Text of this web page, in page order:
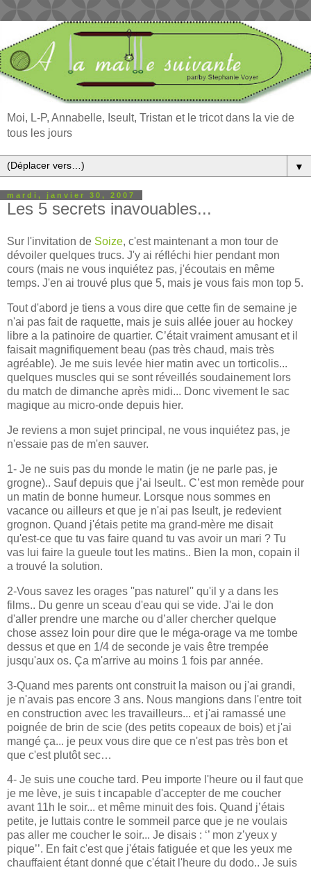
Moi, L-P, Annabelle, Iseult, Tristan et le tricot dans la vie de
tous les jours
▼
mardi, janvier 30, 2007
Les 5 secrets inavouables...
Sur l'invitation de Soize, c'est maintenant a mon tour de
dévoiler quelques trucs. J'y ai réfléchi hier pendant mon
cours (mais ne vous inquiétez pas, j'écoutais en même
temps. J'en ai trouvé plus que 5, mais je vous fais mon top 5.
Tout d'abord je tiens a vous dire que cette fin de semaine je
n'ai pas fait de raquette, mais je suis allée jouer au hockey
libre a la patinoire de quartier. C’était vraiment amusant et il
faisait magnifiquement beau (pas très chaud, mais très
agréable). Je me suis levée hier matin avec un torticolis...
quelques muscles qui se sont réveillés soudainement lors
du match de dimanche après midi... Donc vivement le sac
magique au micro-onde depuis hier.
Je reviens a mon sujet principal, ne vous inquiétez pas, je
n'essaie pas de m'en sauver.
1- Je ne suis pas du monde le matin (je ne parle pas, je
grogne).. Sauf depuis que j’ai Iseult.. C’est mon remède pour
un matin de bonne humeur. Lorsque nous sommes en
vacance ou ailleurs et que je n'ai pas Iseult, je redevient
grognon. Quand j'étais petite ma grand-mère me disait
qu'est-ce que tu vas faire quand tu vas avoir un mari ? Tu
vas lui faire la gueule tout les matins.. Bien la mon, copain il
a trouvé la solution.
2-Vous savez les orages ''pas naturel'' qu'il y a dans les
films.. Du genre un sceau d'eau qui se vide. J'ai le don
d'aller prendre une marche ou d’aller chercher quelque
chose assez loin pour dire que le méga-orage va me tombe
dessus et que en 1/4 de seconde je vais être trempée
jusqu'aux os. Ça m'arrive au moins 1 fois par année.
3-Quand mes parents ont construit la maison ou j'ai grandi,
je n'avais pas encore 3 ans. Nous mangions dans l'entre toit
en construction avec les travailleurs... et j'ai ramassé une
poignée de brin de scie (des petits copeaux de bois) et j'ai
mangé ça... je peux vous dire que ce n'est pas très bon et
que c'est plutôt sec…
4- Je suis une couche tard. Peu importe l'heure ou il faut que
je me lève, je suis t incapable d'accepter de me coucher
avant 11h le soir... et même minuit des fois. Quand j’étais
petite, je luttais contre le sommeil parce que je ne voulais
pas aller me coucher le soir... Je disais : ‘’ mon z’yeux y
pique’’. En fait c'est que j'étais fatiguée et que les yeux me
chauffaient étant donné que c'était l'heure du dodo.. Je suis